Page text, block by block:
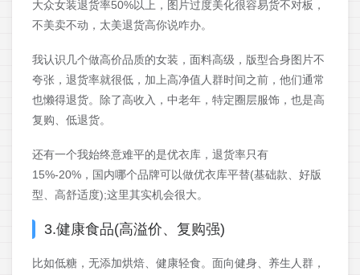
大众女装退货率50%以上，图片过度美化很容易货不对板，
不美卖不动，太美退货高你说咋办。
我认识几个做高价品质的女装，面料高级，版型合身图片不
夸张，退货率就很低，加上高净值人群时间之前，他们通常
也懒得退货。除了高收入，中老年，特定圈层服饰，也是高
复购、低退货。
还有一个我始终意难平的是优衣库，退货率只有
15%-20%，国内哪个品牌可以做优衣库平替(基础款、好版
型、高舒适度);这里其实机会很大。
3.健康食品(高溢价、复购强)
比如低糖，无添加烘焙、健康轻食。面向健身、养生人群，